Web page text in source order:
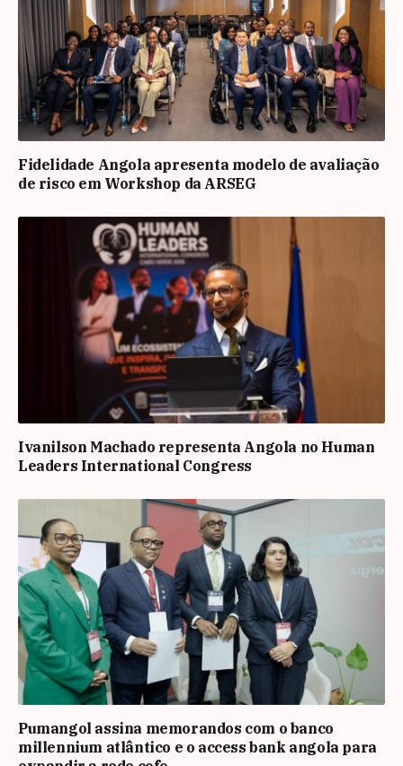
Fidelidade Angola apresenta modelo de avaliação
de risco em Workshop da ARSEG
Ivanilson Machado representa Angola no Human
Leaders International Congress
Pumangol assina memorandos com o banco
millennium atlântico e o access bank angola para